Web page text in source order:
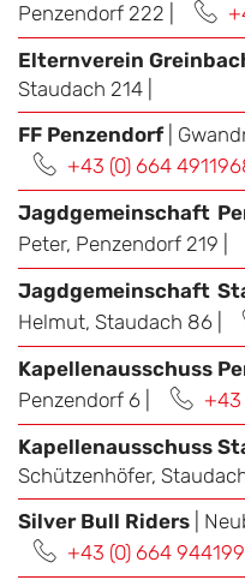
Penzendorf 222 |
Elternverein
Staudach 214 |
FF Penzendorf|
+43 (0) 664
Jagdgemeinschaft
Peter, Penzendorf 219 |
Jagdgemeinschaft
Helmut, Staudach 86 |
Kapellenausschuss
Penzendorf 6 |
+43
Kapellenausschuss
Schützenhöfer, Staudach
Silver Bull Riders |
+43 (0) 664